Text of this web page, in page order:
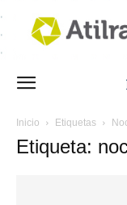
Inicio Etiquetas
Etiqueta: